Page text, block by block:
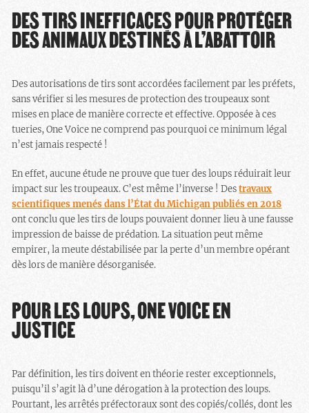
DES TIRS INEFFICACES POUR PROTÉGER
DES ANIMAUX DESTINÉS À L’ABATTOIR
Des autorisations de tirs sont accordées facilement par les préfets,
sans vérifier si les mesures de protection des troupeaux sont
mises en place de manière correcte et effective. Opposée à ces
tueries, One Voice ne comprend pas pourquoi ce minimum légal
n’est jamais respecté !
En effet, aucune étude ne prouve que tuer des loups réduirait leur
impact sur les troupeaux. C’est même l’inverse ! Destravaux
scientifiques menés dans l’État du Michigan publiés en 2018
ont conclu que les tirs de loups pouvaient donner lieu à une fausse
impression de baisse de prédation. La situation peut même
empirer, la meute déstabilisée par la perte d’un membre opérant
dès lors de manière désorganisée.
POUR LES LOUPS, ONE VOICE EN
JUSTICE
Par définition, les tirs doivent en théorie rester exceptionnels,
puisqu’il s’agit là d’une dérogation à la protection des loups.
Pourtant, les arrêtés préfectoraux sont des copiés/collés, dont les